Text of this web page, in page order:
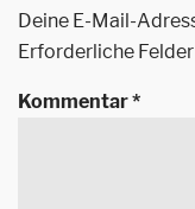
Deine E-Mail-
Erforderliche
Kommentar*